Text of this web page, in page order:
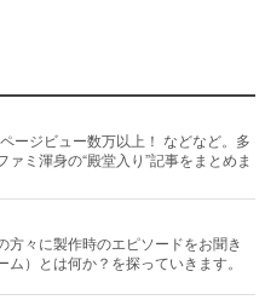
ージビュー数万以上！ などなど。多
ァミ渾身の“殿堂入り”記事をまとめま
方々に製作時のエピソードをお聞き
）とは何か？を探っていきます。